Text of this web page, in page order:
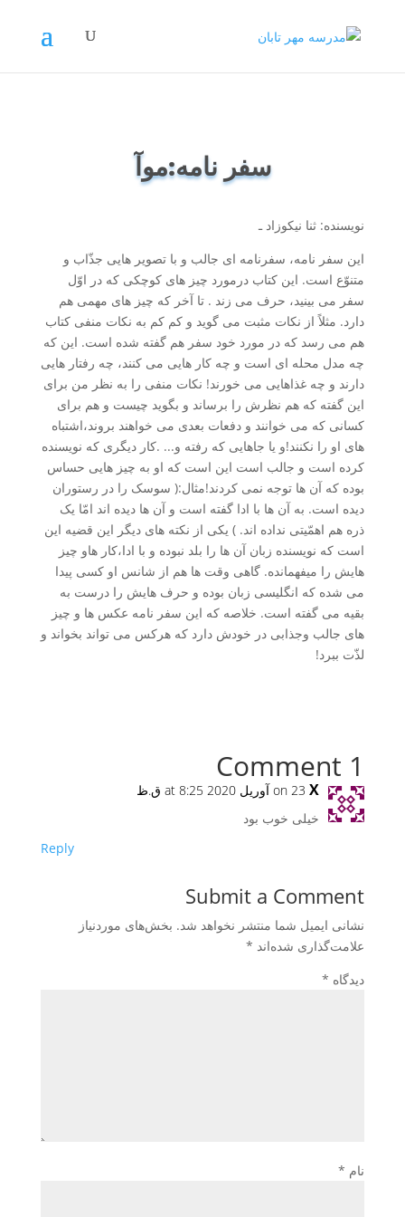
سفر نامه:موآ
نویسنده: ثنا نیکوزاد ـ
این سفر نامه، سفرنامه ای جالب و با تصویر هایی جذّاب و
متنوّع است. این کتاب درمورد چیز های کوچکی که در اوّل
سفر می بینید، حرف می زند . تا آخر که چیز های مهمی هم
دارد. مثلاً از نکات مثبت می گوید و کم کم به نکات منفی کتاب
هم می رسد که در مورد خود سفر هم گفته شده است. این که
چه مدل محله ای است و چه کار هایی می کنند، چه رفتار هایی
دارند و چه غذاهایی می خورند! نکات منفی را به نظر من برای
این گفته که هم نظرش را برساند و بگوید چیست و هم برای
کسانی که می خوانند و دفعات بعدی می خواهند بروند،اشتباه
های او را نکنند!و یا جاهایی که رفته و... .کار دیگری که نویسنده
کرده است و جالب است این است که او به چیز هایی حساس
بوده که آن ها توجه نمی کردند!مثال:( سوسک را در رستوران
دیده است. به آن ها با ادا گفته است و آن ها دیده اند امّا یک
ذره هم اهمّیتی نداده اند. ) یکی از نکته های دیگر این قضیه این
است که نویسنده زبان آن ها را بلد نبوده و با ادا،کار هاو چیز
هایش را میفهمانده. گاهی وقت ها هم از شانس او کسی پیدا
می شده که انگلیسی زبان بوده و حرف هایش را درست به
بقیه می گفته است. خلاصه که این سفر نامه عکس ها و چیز
های جالب وجذابی در خودش دارد که هرکس می تواند بخواند و
لذّت ببرد!
1 Comment
X on 23 آوریل 2020 at 8:25 ق.ظ
خیلی خوب بود
Reply
Submit a Comment
نشانی ایمیل شما منتشر نخواهد شد. بخش‌های موردنیاز
علامت‌گذاری شده‌اند *
دیدگاه *
نام *